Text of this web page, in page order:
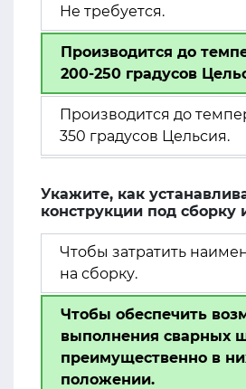
Не требуется.
Производится до
200-250 градусов
Производится до
350 градусов Цельсия.
Укажите, как
конструкции под сборку
Чтобы затратить
на сборку.
Чтобы обеспечить
выполнения сварных
преимущественно в
положении.